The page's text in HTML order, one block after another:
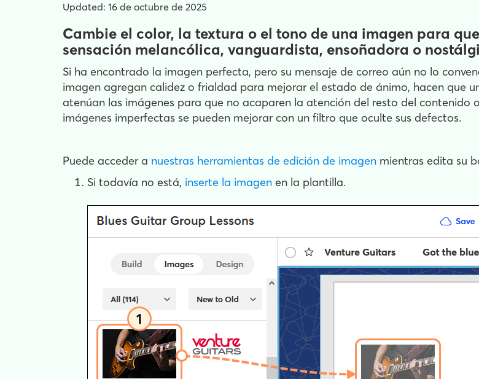
Updated: 16 de octubre de 2025
Cambie el color, la textura o el tono de una imagen para
sensación melancólica, vanguardista, ensoñadora o
Si ha encontrado la imagen perfecta, pero su mensaje de correo aún no lo
imagen agregan calidez o frialdad para mejorar el estado de ánimo, hacen que
atenúan las imágenes para que no acaparen la atención del resto del contenido
imágenes imperfectas se pueden mejorar con un filtro que oculte sus defectos.
Puede acceder a nuestras herramientas de edición de imagen mientras edita su
Si todavía no está, inserte la imagen en la plantilla.